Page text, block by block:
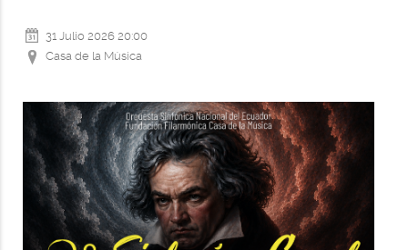
31 Julio 2026 20:00
Casa de la Música